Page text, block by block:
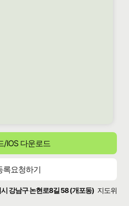
/IOS 다운로드
록요청하기
강남구 논현로8길 58 (개포동) 지도위